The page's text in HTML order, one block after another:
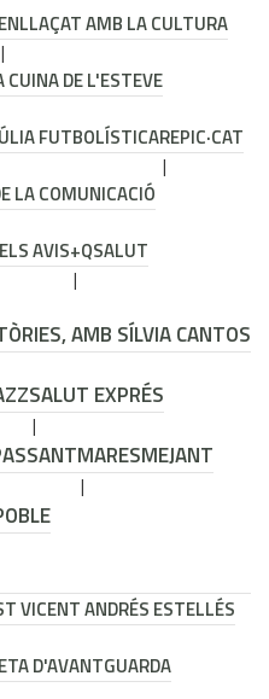
ENLLAÇAT AMB LA CULTURA
CUINA DE L'ESTEVE
FUTBOLÍSTICAREPIC·CAT
LA COMUNICACIÓ
AVIS+QSALUT
AMB SÍLVIA CANTOS
SALUT EXPRÉS
MARESMEJANT
VICENT ANDRÉS ESTELLÉS
D'AVANTGUARDA